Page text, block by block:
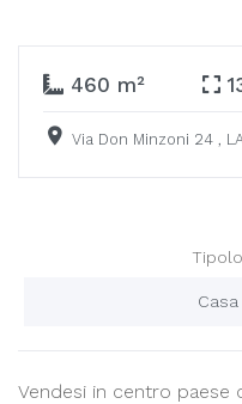
460 m²
Via Don Minzoni 24 ,
Vendesi in centro paese